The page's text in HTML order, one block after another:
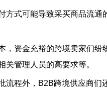
方式可能导致采买商品流
，资金充裕的跨境卖家们
关管理人员的高要求等。
流程外，B2B跨境供应商